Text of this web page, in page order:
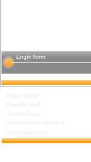
Login form
Нүүр хуудас
Бидний тухай
Холбоо барих
Японоос авто машин з...
auto mashinii vne